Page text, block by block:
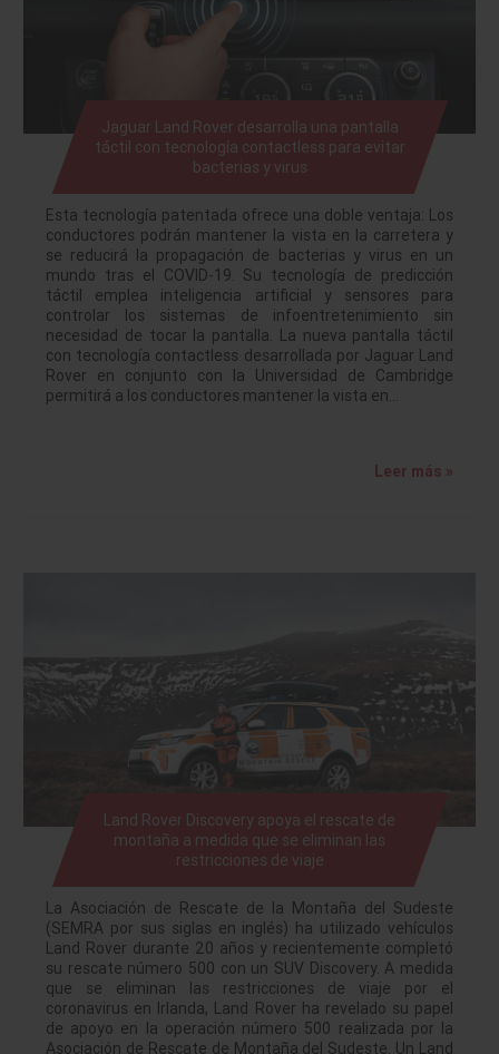
Jaguar Land Rover desarrolla una pantalla
táctil con tecnología contactless para evitar
bacterias y virus
Esta tecnología patentada ofrece una doble ventaja: Los
conductores podrán mantener la vista en la carretera y
se reducirá la propagación de bacterias y virus en un
mundo tras el COVID-19. Su tecnología de predicción
táctil emplea inteligencia artificial y sensores para
controlar los sistemas de infoentretenimiento sin
necesidad de tocar la pantalla. La nueva pantalla táctil
con tecnología contactless desarrollada por Jaguar Land
Rover en conjunto con la Universidad de Cambridge
permitirá a los conductores mantener la vista en…
Leer más »
Land Rover Discovery apoya el rescate de
montaña a medida que se eliminan las
restricciones de viaje
La Asociación de Rescate de la Montaña del Sudeste
(SEMRA por sus siglas en inglés) ha utilizado vehículos
Land Rover durante 20 años y recientemente completó
su rescate número 500 con un SUV Discovery. A medida
que se eliminan las restricciones de viaje por el
coronavirus en Irlanda, Land Rover ha revelado su papel
de apoyo en la operación número 500 realizada por la
Asociación de Rescate de Montaña del Sudeste. Un Land